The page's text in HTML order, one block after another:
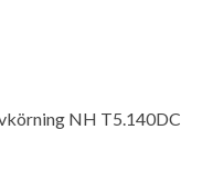
NH T5.140DC